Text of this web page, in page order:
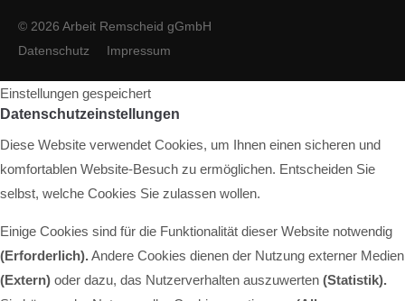
© 2026 Arbeit Remscheid gGmbH
Datenschutz
Impressum
Einstellungen gespeichert
Datenschutzeinstellungen
Diese Website verwendet Cookies, um Ihnen einen sicheren und
komfortablen Website-Besuch zu ermöglichen. Entscheiden Sie
selbst, welche Cookies Sie zulassen wollen.
Einige Cookies sind für die Funktionalität dieser Website notwendig
(Erforderlich).Andere Cookies dienen der Nutzung externer Medien
(Extern) oder dazu, das Nutzerverhalten auszuwerten (Statistik).